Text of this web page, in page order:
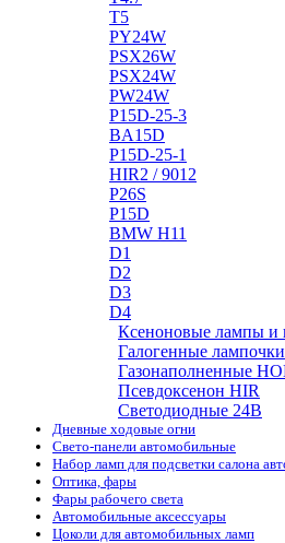
T5
PY24W
PSX26W
PSX24W
PW24W
P15D-25-3
BA15D
P15D-25-1
HIR2 / 9012
P26S
P15D
BMW H11
D1
D2
D3
D4
Ксеноновые лампы и
Галогенные лампочки
Газонаполненные
Псевдоксенон HIR
Cветодиодные 24B
Дневные ходовые огни
Свето-панели автомобильные
Набор ламп для подсветки салона
Оптика, фары
Фары рабочего света
Автомобильные аксессуары
Цоколи для автомобильных ламп